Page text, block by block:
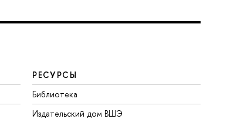
РЕСУРСЫ
Библиотека
Издательский дом ВШЭ